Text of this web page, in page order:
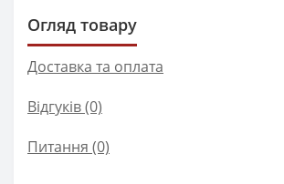
Огляд товару
Доставка та оплата
Відгуків (0)
Питання (0)